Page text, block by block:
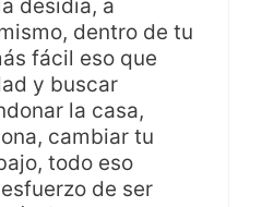
desidia, a
dentro de tu
fácil eso que
y buscar
la casa,
cambiar tu
todo eso
de ser